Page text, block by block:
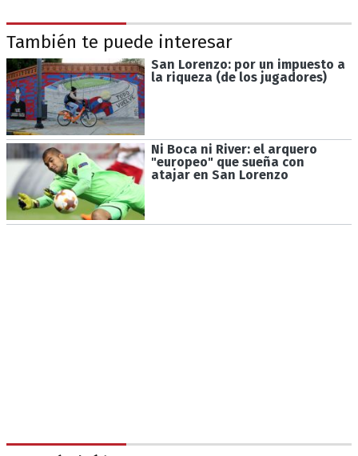
También te puede interesar
San Lorenzo: por un impuesto a
la riqueza (de los jugadores)
Ni Boca ni River: el arquero
"europeo" que sueña con
atajar en San Lorenzo